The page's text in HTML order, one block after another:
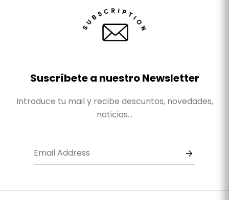
Suscríbete a nuestro Newsletter
Introduce tu mail y recibe descuntos, novedades,
noticias...